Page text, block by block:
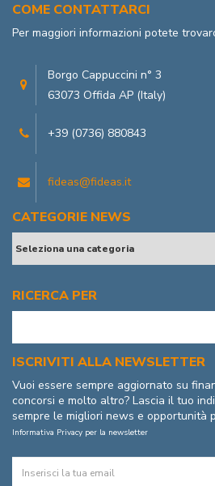
COME CONTATTARCI
Per maggiori informazioni potete
Borgo Cappuccini n° 3
63073 Offida AP (Italy)
+39 (0736) 880843
fideas@fideas.it
CATEGORIE NEWS
RICERCA PER
ISCRIVITI ALLA NEWSLETTER
Vuoi essere sempre aggiornato su
concorsi e molto altro? Lascia il tuo
sempre le migliori news e opportunità
Informativa Privacy per la newsletter